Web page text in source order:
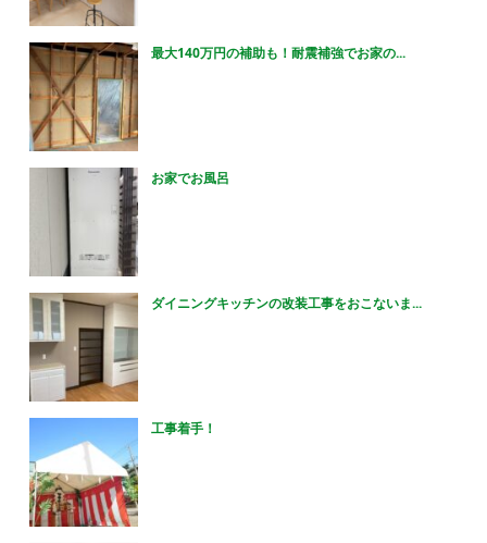
最大140万円の補助も！耐震補強でお家の...
お家でお風呂
ダイニングキッチンの改装工事をおこないま...
工事着手！